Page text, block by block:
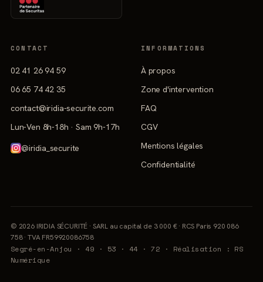
CONTACT
02 41 26 94 59
06 65 74 42 35
contact@iridia-securite.com
Lun-Ven 8h-18h · Sam 9h-17h
@iridia_securite
INFORMATIONS
À propos
Zone d'intervention
FAQ
CGV
Mentions légales
Confidentialité
© 2026 IRIDIA SÉCURITÉ · SARL au capital de 3 000 € · RCS Paris 920 086
758 · TVA FR59920086758
Segré-en-Anjou · 49 · 53 · 44 · 72 · Réalisation : RS
Numérique